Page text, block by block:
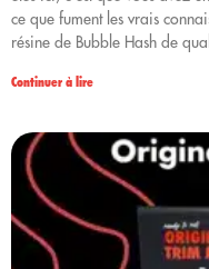
ce que fument les vrais
résine de Bubble Hash de
Continuer à lire